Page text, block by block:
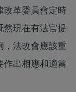
改革委員會定時
然現在有法官提
，法改會應該重
作出相應和適當